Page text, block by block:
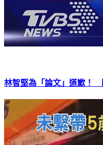
林智堅為「論文」道歉！